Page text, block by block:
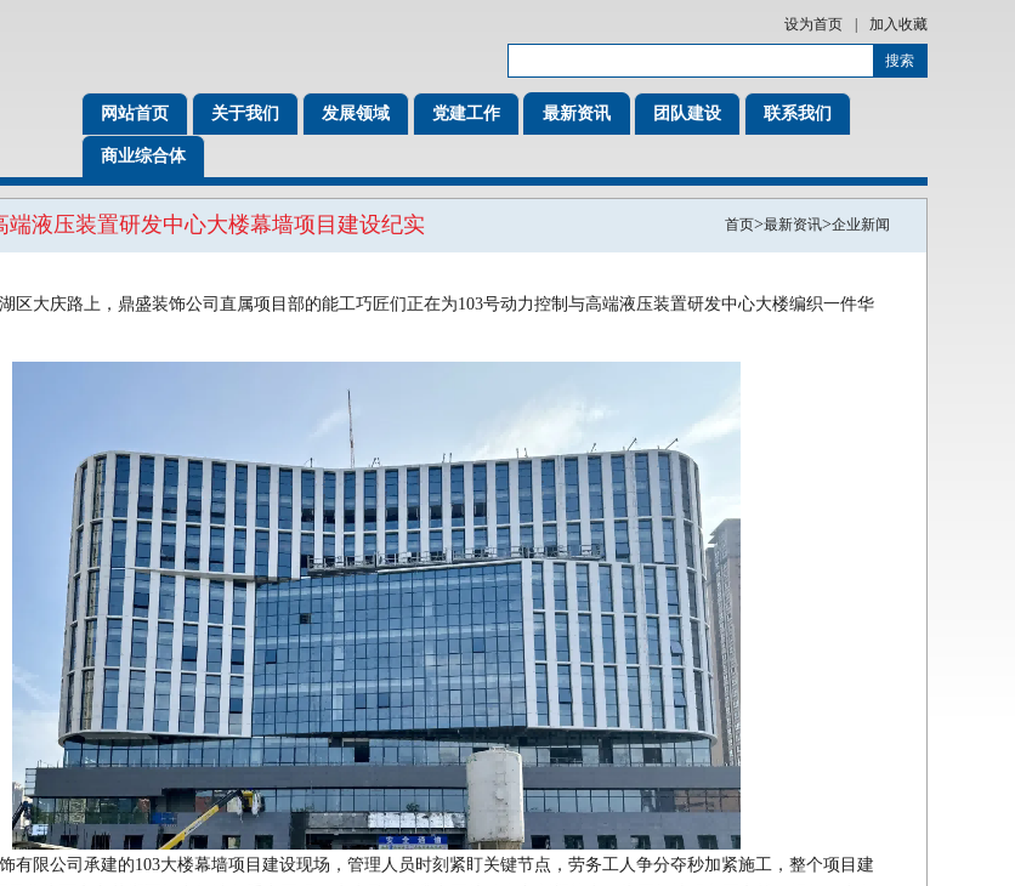
设为首页 加入收藏
网站首页 关于我们 发展领域 党建工作 最新资讯 团队建设 联系我们
商业综合体
端液压装置研发中心大楼幕墙项目建设纪实 首页>最新资讯>企业新闻
区大庆路上，鼎盛装饰公司直属项目部的能工巧匠们正在为103号动力控制与高端液压装置研发中心大楼编织一件华
有限公司承建的103大楼幕墙项目建设现场，管理人员时刻紧盯关键节点，劳务工人争分夺秒加紧施工，整个项目建